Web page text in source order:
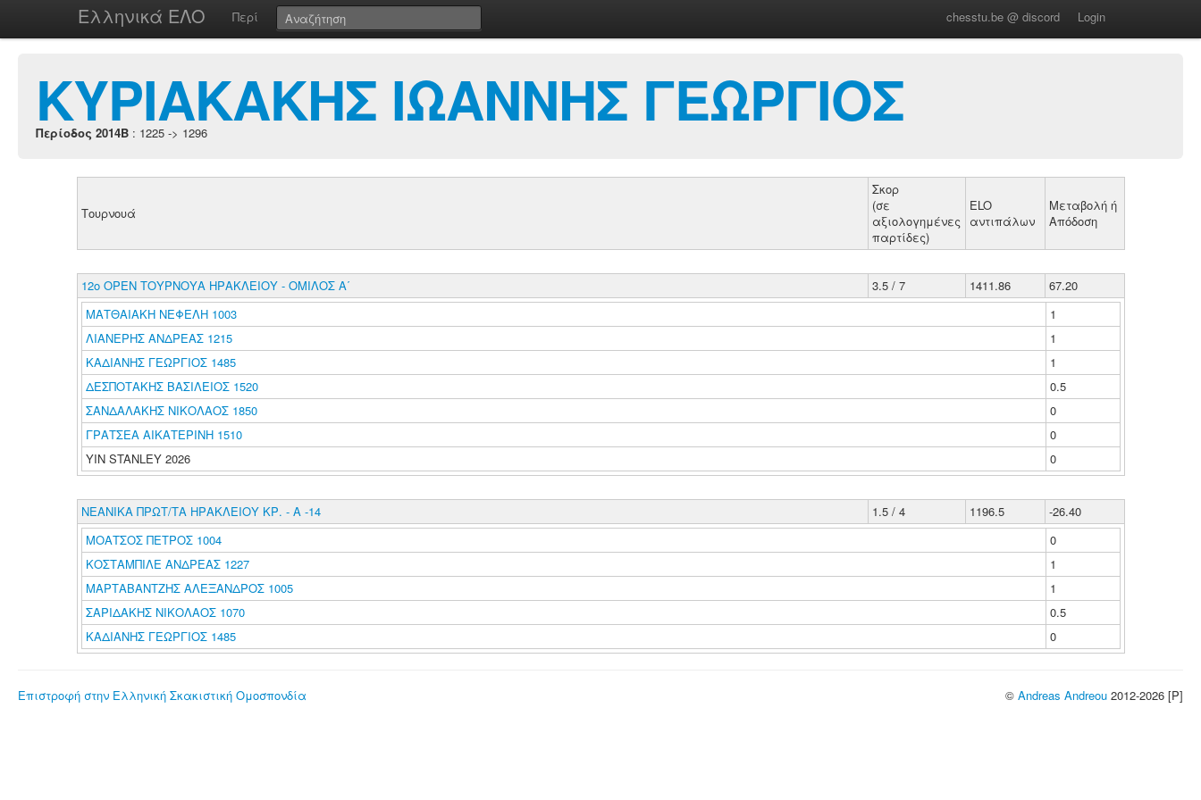
Ελληνικά ΕΛΟ Περί chesstu.be @ discord Login
ΚΥΡΙΑΚΑΚΗΣ ΙΩΑΝΝΗΣ ΓΕΩΡΓΙΟΣ
Περίοδος 2014B : 1225 -> 1296
Τουρνουά
Σκορ
(σε
αξιολογημένες
παρτίδες)
ELO
αντιπάλων
Μεταβολή ή
Απόδοση
12ο ΟΡΕΝ ΤΟΥΡΝΟΥΑ ΗΡΑΚΛΕΙΟΥ - ΟΜΙΛΟΣ Α΄ 3.5 / 7 1411.86
67.20
ΜΑΤΘΑΙΑΚΗ ΝΕΦΕΛΗ 1003
1
ΛΙΑΝΕΡΗΣ ΑΝΔΡΕΑΣ 1215
1
ΚΑΔΙΑΝΗΣ ΓΕΩΡΓΙΟΣ 1485
1
ΔΕΣΠΟΤΑΚΗΣ ΒΑΣΙΛΕΙΟΣ 1520
0.5
ΣΑΝΔΑΛΑΚΗΣ ΝΙΚΟΛΑΟΣ 1850
0
ΓΡΑΤΣΕΑ ΑΙΚΑΤΕΡΙΝΗ 1510
0
YIN STANLEY 2026
0
ΝΕΑΝΙΚΑ ΠΡΩΤ/ΤΑ ΗΡΑΚΛΕΙΟΥ ΚΡ. - Α -14 1.5 / 4 1196.5
-26.40
ΜΟΑΤΣΟΣ ΠΕΤΡΟΣ 1004
0
ΚΟΣΤΑΜΠΙΛΕ ΑΝΔΡΕΑΣ 1227
1
ΜΑΡΤΑΒΑΝΤΖΗΣ ΑΛΕΞΑΝΔΡΟΣ 1005
1
ΣΑΡΙΔΑΚΗΣ ΝΙΚΟΛΑΟΣ 1070
0.5
ΚΑΔΙΑΝΗΣ ΓΕΩΡΓΙΟΣ 1485
0
Επιστροφή στην Ελληνική Σκακιστική Ομοσπονδία © Andreas Andreou 2012-2026 [P]